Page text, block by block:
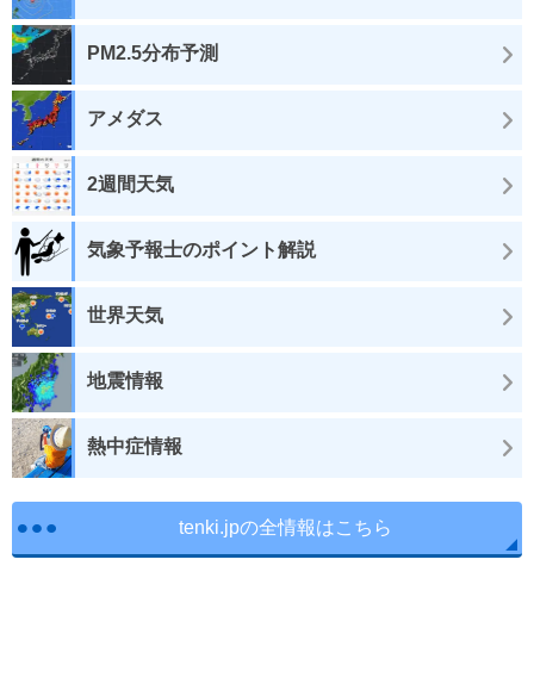
PM2.5分布予測
アメダス
2週間天気
気象予報士のポイント解説
世界天気
地震情報
熱中症情報
tenki.jpの全情報はこちら